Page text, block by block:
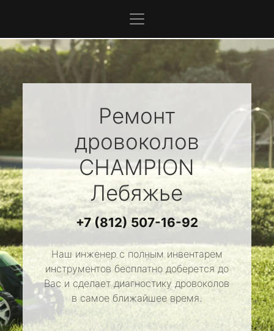
Ремонт
дровоколов
CHAMPION
Лебяжье
+7 (812) 507-16-92
Наш инженер с полным инвентарем
инструментов бесплатно доберется до
Вас и сделает диагностику дровоколов
в самое ближайшее время.